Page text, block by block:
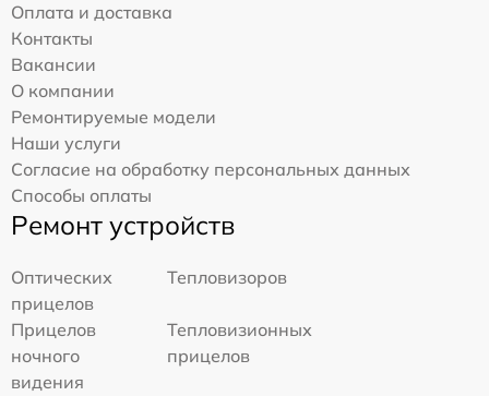
Оплата и доставка
Контакты
Вакансии
О компании
Ремонтируемые модели
Наши услуги
Согласие на обработку персональных данных
Способы оплаты
Ремонт устройств
Оптических
прицелов
Тепловизоров
Прицелов
ночного
видения
Тепловизионных
прицелов